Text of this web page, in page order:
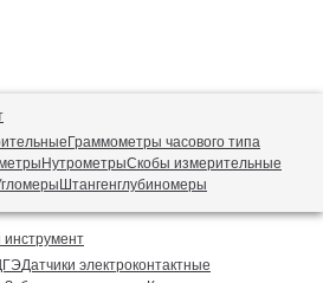
Граммометры часового типа
НутрометрыСкобы измерительные
Штангенглубиномеры
Датчики электроконтактные